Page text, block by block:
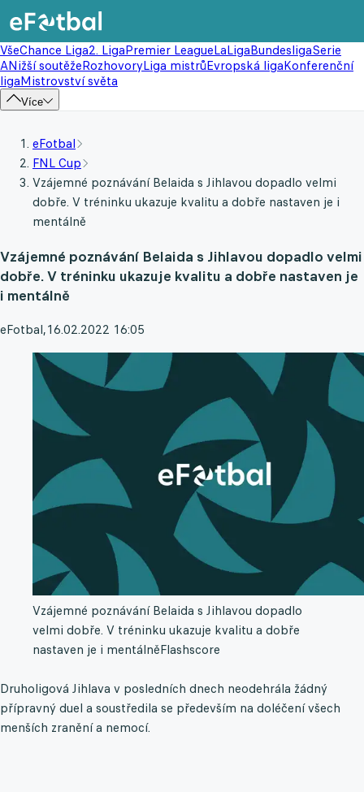
VšeChance Liga2. LigaPremier LeagueLaLigaBundesligaSerie
ANižší soutěžeRozhovoryLiga mistrůEvropská ligaKonferenční
ligaMistrovství světa
Více
eFotbal
FNL Cup
Vzájemné poznávání Belaida s Jihlavou dopadlo velmi
dobře. V tréninku ukazuje kvalitu a dobře nastaven je i
mentálně
Vzájemné poznávání Belaida s Jihlavou dopadlo velmi
dobře. V tréninku ukazuje kvalitu a dobře nastaven je
i mentálně
eFotbal,16.02.2022 16:05
Vzájemné poznávání Belaida s Jihlavou dopadlo
velmi dobře. V tréninku ukazuje kvalitu a dobře
nastaven je i mentálněFlashscore
Druholigová Jihlava v posledních dnech neodehrála žádný
přípravný duel a soustředila se především na doléčení všech
menších zranění a nemocí.